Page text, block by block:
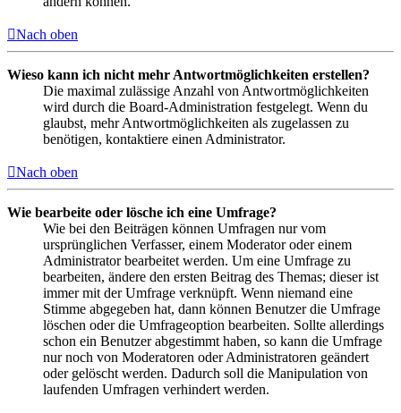
Nach oben
Wieso kann ich nicht mehr Antwortmöglichkeiten erstellen?
Die maximal zulässige Anzahl von Antwortmöglichkeiten
wird durch die Board-Administration festgelegt. Wenn du
glaubst, mehr Antwortmöglichkeiten als zugelassen zu
benötigen, kontaktiere einen Administrator.
Nach oben
Wie bearbeite oder lösche ich eine Umfrage?
Wie bei den Beiträgen können Umfragen nur vom
ursprünglichen Verfasser, einem Moderator oder einem
Administrator bearbeitet werden. Um eine Umfrage zu
bearbeiten, ändere den ersten Beitrag des Themas; dieser ist
immer mit der Umfrage verknüpft. Wenn niemand eine
Stimme abgegeben hat, dann können Benutzer die Umfrage
löschen oder die Umfrageoption bearbeiten. Sollte allerdings
schon ein Benutzer abgestimmt haben, so kann die Umfrage
nur noch von Moderatoren oder Administratoren geändert
oder gelöscht werden. Dadurch soll die Manipulation von
laufenden Umfragen verhindert werden.